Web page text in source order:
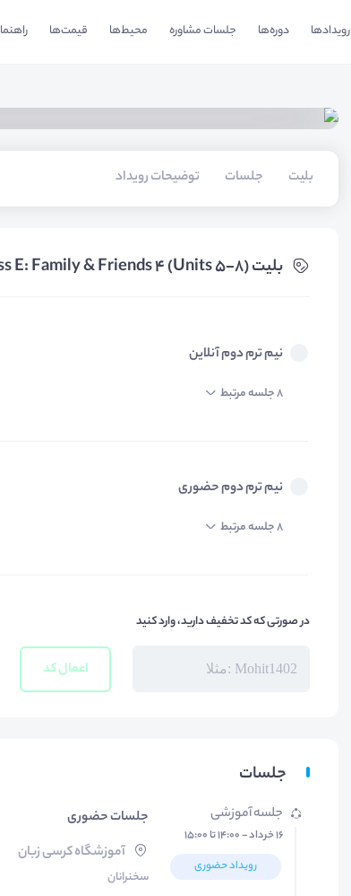
رویدادها دوره‌ها جلسات مشاوره محیط‌ها قیمت‌ها راهنما
بلیت‌ جلسات توضیحات رویداد
بلیت‌ Class E: Family & Friends 4 (Units 5-8)
نیم ترم دوم آنلاین
8 جلسه مرتبط
نیم ترم دوم حضوری
8 جلسه مرتبط
در صورتی که کد تخفیف دارید، وارد کنید
اعمال کد
جلسات
جلسه آموزشی
۱۶ خرداد - ۱۴:۰۰ تا ۱۵:۰۰
رویداد حضوری
جلسات حضوری
آموزشگاه کرسی زبان
سخنرانان